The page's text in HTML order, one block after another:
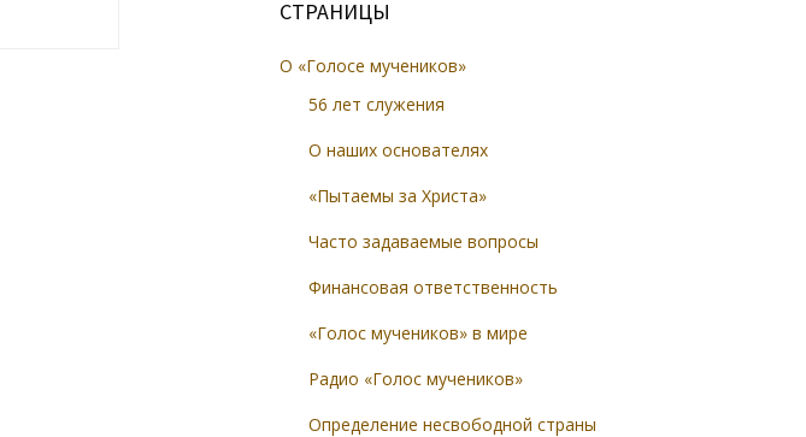
СТРАНИЦЫ
О «Голосе мучеников»
56 лет служения
О наших основателях
«Пытаемы за Христа»
Часто задаваемые вопросы
Финансовая ответственность
«Голос мучеников» в мире
Радио «Голос мучеников»
Определение несвободной страны